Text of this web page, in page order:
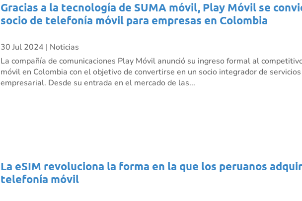
Gracias a la tecnología de SUMA móvil, Play Móvil se
socio de telefonía móvil para empresas en Colombia
30 Jul 2024 | Noticias
La compañía de comunicaciones Play Móvil anunció su ingreso formal al
móvil en Colombia con el objetivo de convertirse en un socio integrador de
empresarial. Desde su entrada en el mercado de las...
La eSIM revoluciona la forma en la que los peruanos
telefonía móvil